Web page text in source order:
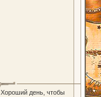
Хороший день, чтобы